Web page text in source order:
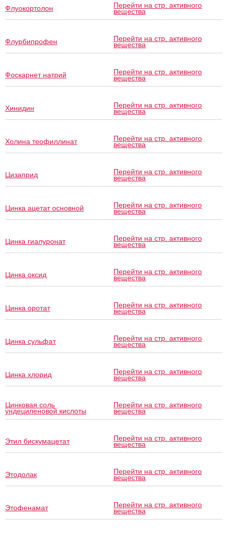
Флуокортолон Перейти на стр. активного
вещества
Флурбипрофен Перейти на стр. активного
вещества
Фоскарнет натрий Перейти на стр. активного
вещества
Хинидин Перейти на стр. активного
вещества
Холина теофиллинат Перейти на стр. активного
вещества
Цизаприд Перейти на стр. активного
вещества
Цинка ацетат основной Перейти на стр. активного
вещества
Цинка гиалуронат Перейти на стр. активного
вещества
Цинка оксид Перейти на стр. активного
вещества
Цинка оротат Перейти на стр. активного
вещества
Цинка сульфат Перейти на стр. активного
вещества
Цинка хлорид Перейти на стр. активного
вещества
Цинковая соль
ундециленовой кислоты
Перейти на стр. активного
вещества
Этил бискумацетат Перейти на стр. активного
вещества
Этодолак Перейти на стр. активного
вещества
Этофенамат Перейти на стр. активного
вещества